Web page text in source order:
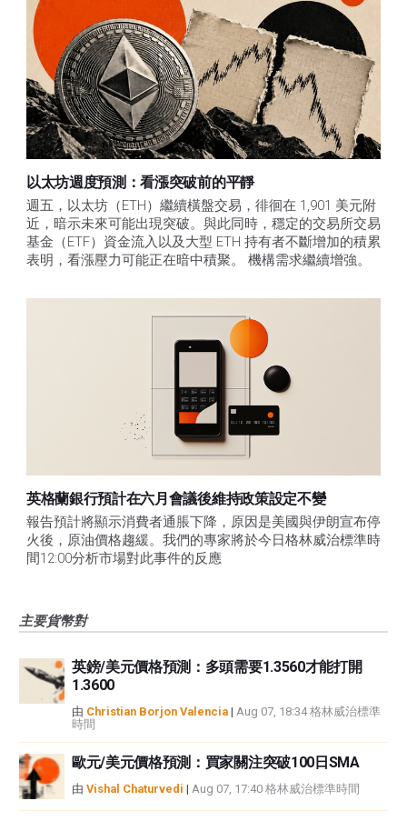
以太坊週度預測：看漲突破前的平靜
週五，以太坊（ETH）繼續橫盤交易，徘徊在 1,901 美元附
近，暗示未來可能出現突破。與此同時，穩定的交易所交易
基金（ETF）資金流入以及大型 ETH 持有者不斷增加的積累
表明，看漲壓力可能正在暗中積聚。 機構需求繼續增強。
英格蘭銀行預計在六月會議後維持政策設定不變
報告預計將顯示消費者通脹下降，原因是美國與伊朗宣布停
火後，原油價格趨緩。我們的專家將於今日格林威治標準時
間12:00分析市場對此事件的反應
主要貨幣對
英鎊/美元價格預測：多頭需要1.3560才能打開
1.3600
由 Christian Borjon Valencia | Aug 07, 18:34 格林威治標準
時間
歐元/美元價格預測：買家關注突破100日SMA
由 Vishal Chaturvedi | Aug 07, 17:40 格林威治標準時間